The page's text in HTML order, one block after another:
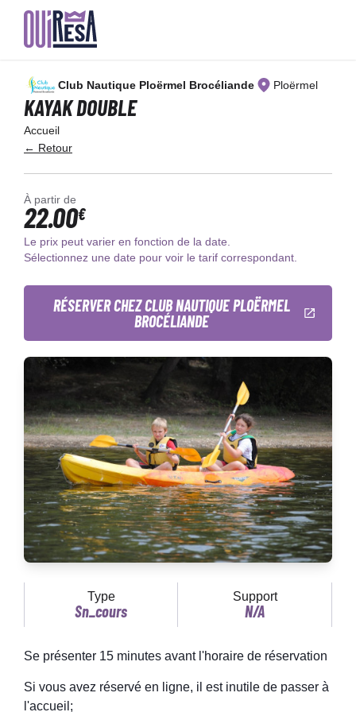
contenu
principal
Club Nautique Ploërmel Brocéliande Ploërmel
KAYAK DOUBLE
Accueil
← Retour
Type
Sn_cours
Support
N/A
Se présenter 15 minutes avant l'horaire de réservation
Si vous avez réservé en ligne, il est inutile de passer à
l'accueil;
À partir de
22.00€
Le prix peut varier en fonction de la date.
Sélectionnez une date pour voir le tarif correspondant.
RÉSERVER CHEZ CLUB NAUTIQUE PLOËRMEL
BROCÉLIANDE